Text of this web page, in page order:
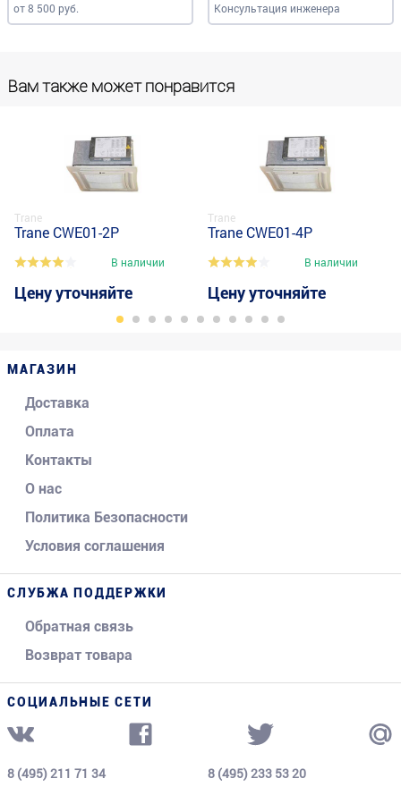
от 8 500 руб. Консультация инженера
Вам также может понравится
Trane
Trane CWE01-2P
В наличии
Цену уточняйте
Trane
Trane CWE01-4P
В наличии
Цену уточняйте
МАГАЗИН
Доставка
Оплата
Контакты
О нас
Политика Безопасности
Условия соглашения
СЛУБЖА ПОДДЕРЖКИ
Обратная связь
Возврат товара
СОЦИАЛЬНЫЕ СЕТИ
8 (495) 211 71 34 8 (495) 233 53 20